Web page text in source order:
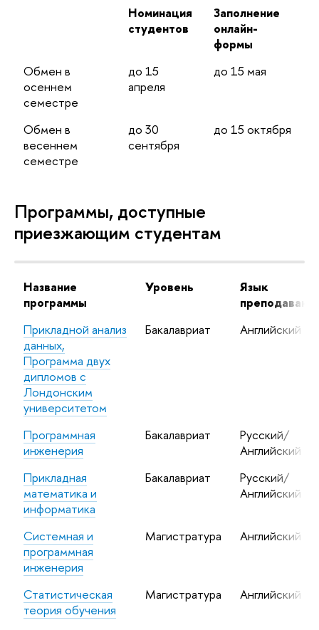
Номинация
студентов
Заполнение
онлайн-
формы
Обмен в
осеннем
семестре
до 15
апреля
до 15 мая
Обмен в
весеннем
семестре
до 30
сентября
до 15 октября
Программы, доступные
приезжающим студентам
Название
программы
Уровень
Язык
Прикладной анализ
данных,
Программа двух
дипломов с
Лондонским
университетом
Бакалавриат Английский
Программная
инженерия
Бакалавриат
Русский/
Английский
Прикладная
математика и
информатика
Бакалавриат
Русский/
Английский
Системная и
программная
инженерия
Магистратура Английский
Статистическая
теория обучения
Магистратура Английский